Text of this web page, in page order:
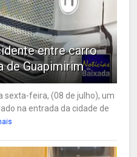
entre carro
de Guapimirim
sexta-feira, (08 de julho), um
na entrada da cidade de